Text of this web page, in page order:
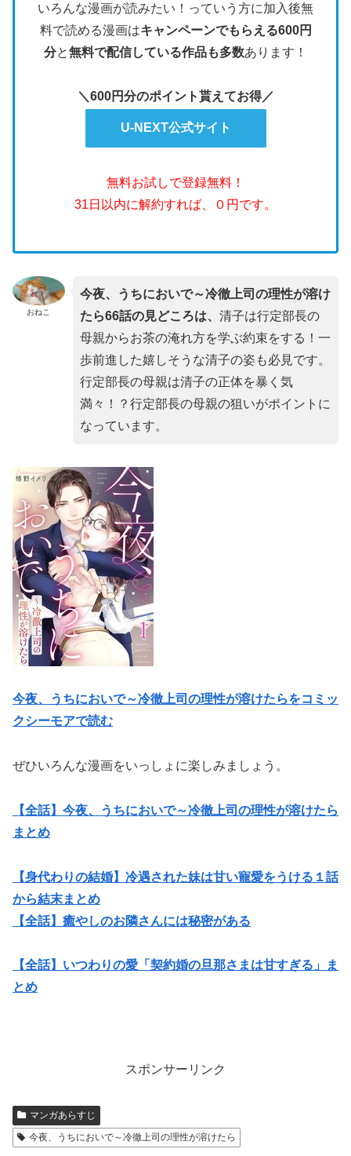
いろんな漫画が読みたい！っていう方に加入後無
料で読める漫画はキャンペーンでもらえる600円
分と無料で配信している作品も多数あります！
＼600円分のポイント貰えてお得／
U-NEXT公式サイト
無料お試しで登録無料！
31日以内に解約すれば、０円です。
おねこ
今夜、うちにおいで～冷徹上司の理性が溶け
たら66話の見どころは、 清子は行定部長の
母親からお茶の淹れ方を学ぶ約束をする！一
歩前進した嬉しそうな清子の姿も必見です。
行定部長の母親は清子の正体を暴く気
満々！？行定部長の母親の狙いがポイントに
なっています。
今夜、うちにおいで～冷徹上司の理性が溶けたらをコミッ
クシーモアで読む
ぜひいろんな漫画をいっしょに楽しみましょう。
【全話】今夜、うちにおいで～冷徹上司の理性が溶けたら
まとめ
【身代わりの結婚】冷遇された妹は甘い寵愛をうける１話
から結末まとめ
【全話】癒やしのお隣さんには秘密がある
【全話】いつわりの愛「契約婚の旦那さまは甘すぎる」ま
とめ
スポンサーリンク
マンガあらすじ
今夜、うちにおいで～冷徹上司の理性が溶けたら